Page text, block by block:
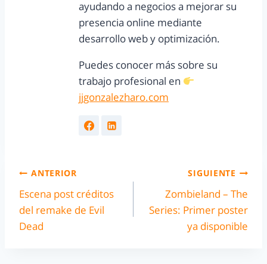
ayudando a negocios a mejorar su
presencia online mediante
desarrollo web y optimización.
Puedes conocer más sobre su
trabajo profesional en
jjgonzalezharo.com
ANTERIOR
Escena post créditos
del remake de Evil
Dead
SIGUIENTE
Zombieland – The
Series: Primer poster
ya disponible